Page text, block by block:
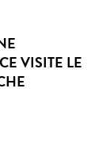
VISITE LE